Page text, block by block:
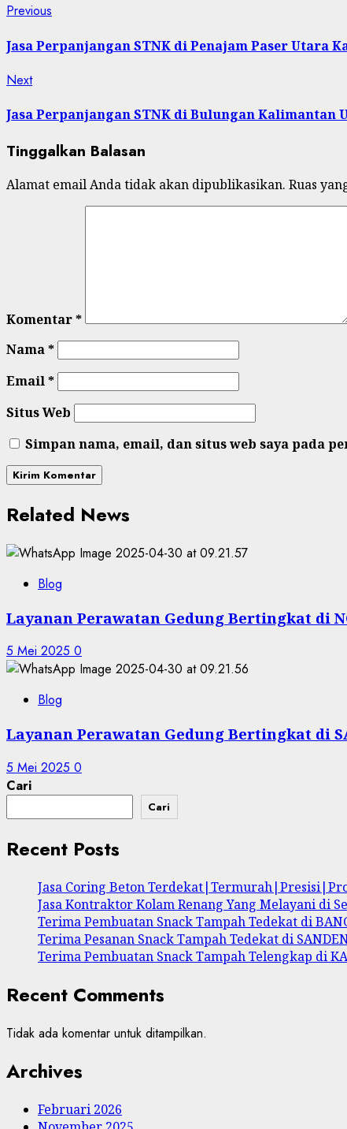
Post
navigation
Previous
Jasa Perpanjangan STNK di Penajam Paser Utara
NextNext
Jasa Perpanjangan STNK di Bulungan Kalimantan
Tinggalkan Balasan
Alamat email Anda tidak akan dipublikasikan. Ruas
Komentar*
Nama*
Email*
Situs Web
Simpan nama, email, dan situs web saya pada
Related News
Blog
Layanan Perawatan Gedung Bertingkat di
5 Mei 2025 0
Blog
Layanan Perawatan Gedung Bertingkat di
5 Mei 2025 0
Cari
Cari
Recent Posts
Jasa Coring Beton
Jasa Kontraktor Kolam Renang Yang Melayani di
Terima Pembuatan Snack Tampah Tedekat di
Terima Pesanan Snack Tampah Tedekat di
Terima Pembuatan Snack Tampah Telengkap di
Recent Comments
Tidak ada komentar untuk ditampilkan.
Archives
Februari 2026